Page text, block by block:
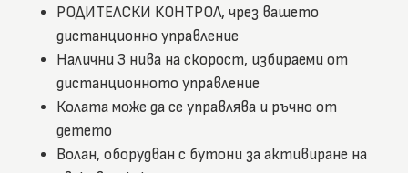
РОДИТЕЛСКИ КОНТРОЛ, чрез вашето
дистанционно управление
Налични 3 нива на скорост, избираеми от
дистанционното управление
Колата може да се управлява и ръчно от
детето
Волан, оборудван с бутони за активиране на